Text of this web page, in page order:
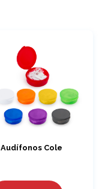
Audífonos Cole